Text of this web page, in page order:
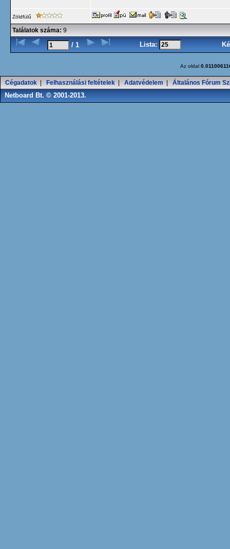
Zöldfülű
Találatok száma: 9
/ 1 Lista:
Az oldal
Cégadatok Felhasználási feltételek Adatvédelem Általános Fórum
Netboard Bt. © 2001-2013.